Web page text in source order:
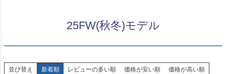
25FW(秋冬)モデル
並び替え 新着順 レビューの多い順 価格が安い順 価格が高い順